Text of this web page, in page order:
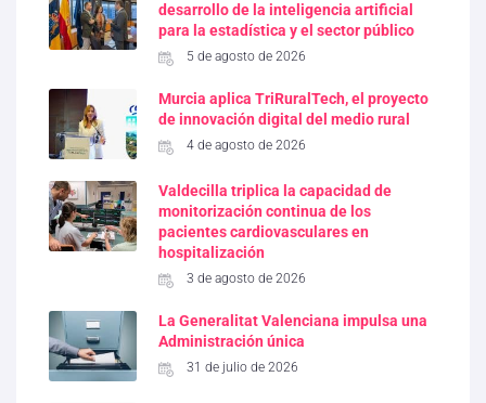
desarrollo de la inteligencia artificial
para la estadística y el sector público
5 de agosto de 2026
Murcia aplica TriRuralTech, el proyecto
de innovación digital del medio rural
4 de agosto de 2026
Valdecilla triplica la capacidad de
monitorización continua de los
pacientes cardiovasculares en
hospitalización
3 de agosto de 2026
La Generalitat Valenciana impulsa una
Administración única
31 de julio de 2026